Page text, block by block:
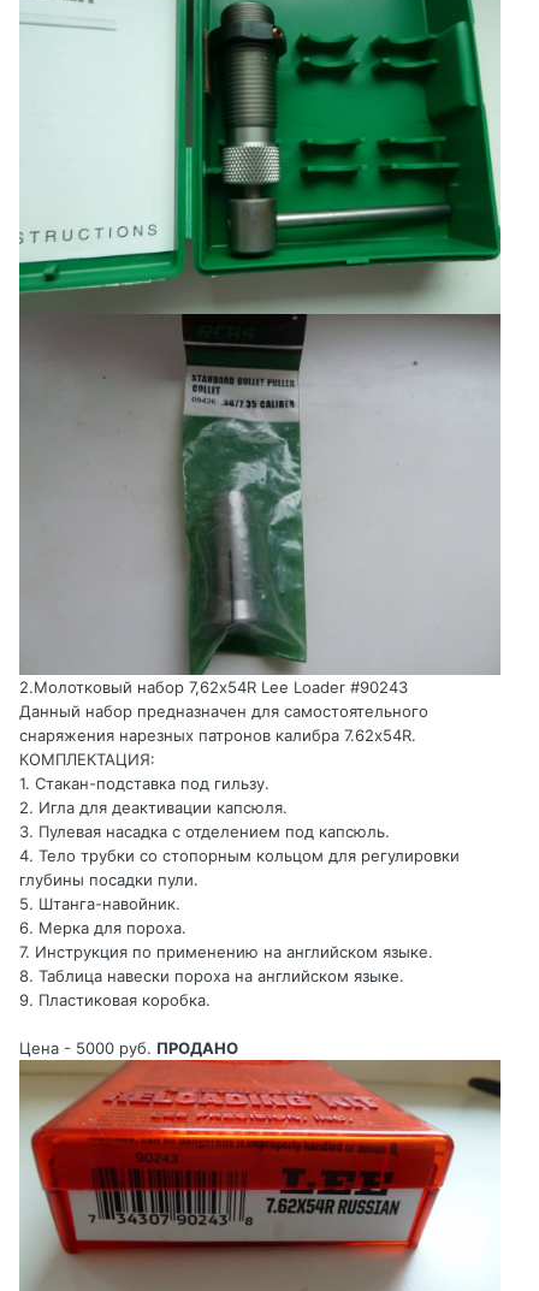
2.Молотковый набор 7,62x54R Lee Loader #90243
Данный набор предназначен для самостоятельного
снаряжения нарезных патронов калибра 7.62х54R.
КОМПЛЕКТАЦИЯ:
1. Стакан-подставка под гильзу.
2. Игла для деактивации капсюля.
3. Пулевая насадка с отделением под капсюль.
4. Тело трубки со стопорным кольцом для регулировки
глубины посадки пули.
5. Штанга-навойник.
6. Мерка для пороха.
7. Инструкция по применению на английском языке.
8. Таблица навески пороха на английском языке.
9. Пластиковая коробка.
Цена - 5000 руб. ПРОДАНО